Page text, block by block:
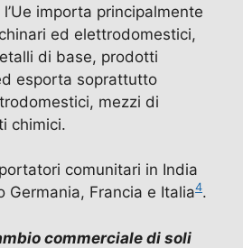
importa principalmente
ed elettrodomestici,
di base, prodotti
esporta soprattutto
mezzi di
chimici.
comunitari in India
Germania, Francia e Italia4.
commerciale di soli